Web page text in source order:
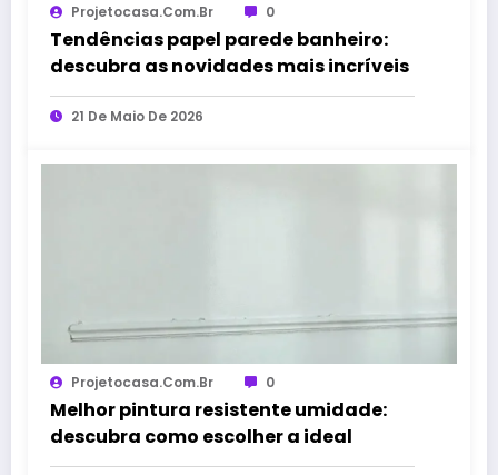
Projetocasa.com.br 0
Tendências papel parede banheiro:
descubra as novidades mais incríveis
21 De Maio De 2026
Projetocasa.com.br 0
Melhor pintura resistente umidade:
descubra como escolher a ideal